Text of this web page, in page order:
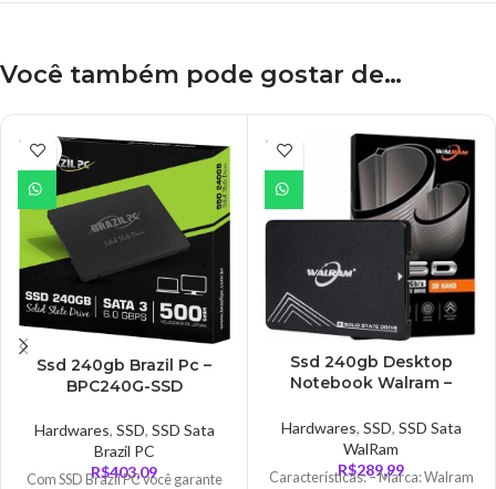
Você também pode gostar de…
ESGO
TADO
Ssd 240gb Brazil Pc –
BPC240G-SSD
Hardwares, SSD, SSD Sata
Brazil PC
R$403,09
Com SSD Brazil PC você garante
ESGO
TADO
Ssd 240gb Desktop
Notebook Walram –
Hardwares, SSD, SSD Sata
WalRam
R$289,99
Características: – Marca: Walram